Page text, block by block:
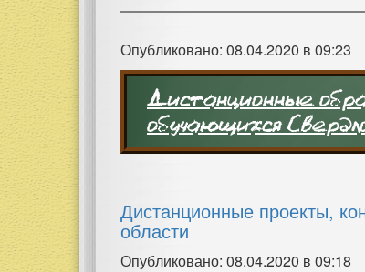
Опубликовано: 08.04.2020 в 09:23
Дистанционные
обучающихся
Дистанционные проекты,
области
Опубликовано: 08.04.2020 в 09:18